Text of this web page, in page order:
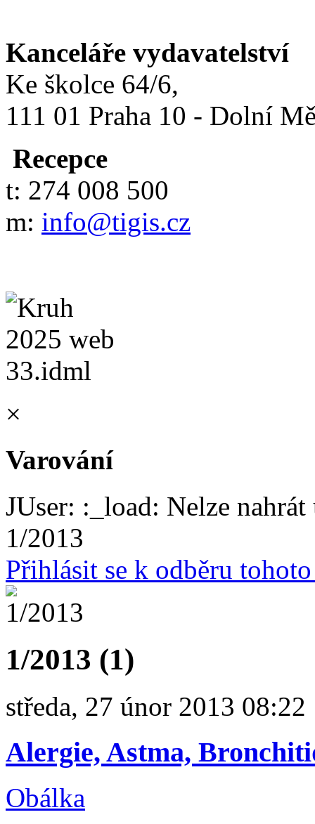
Kanceláře vydavatelství
Ke školce 64/6,
111 01 Praha 10 - Dolní
Recepce
t: 274 008 500
m: info@tigis.cz
×
Varování
JUser: :_load: Nelze
1/2013
Přihlásit se k odběru
1/2013 (1)
středa, 27 únor 2013 08:22
Alergie, Astma,
Obálka